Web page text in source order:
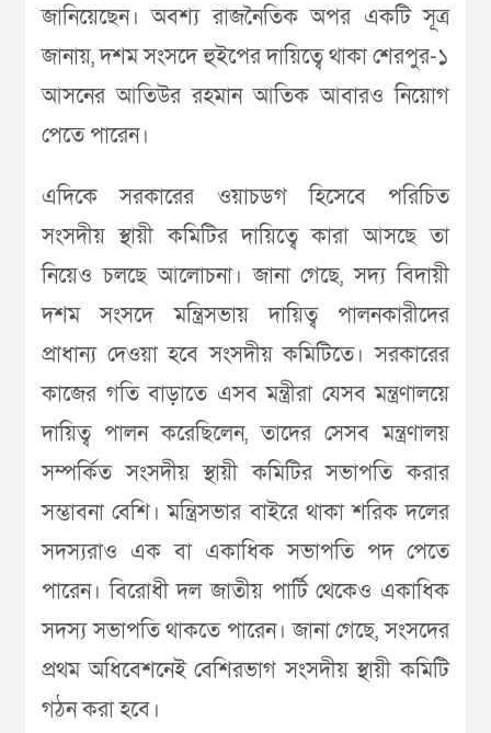
জানিয়েছেন। অবশ্য রাজনৈতিক অপর একটি সূত্র
জানায়, দশম সংসদে হুইপের দায়িত্বে থাকা শেরপুর-১
আসনের আতিউর রহমান আতিক আবারও নিয়োগ
পেতে পারেন।
এদিকে সরকারের ওয়াচডগ হিসেবে পরিচিত
সংসদীয় স্থায়ী কমিটির দায়িত্বে কারা আসছে তা
নিয়েও চলছে আলোচনা। জানা গেছে, সদ্য বিদায়ী
দশম সংসদে মন্ত্রিসভায় দায়িত্ব পালনকারীদের
প্রাধান্য দেওয়া হবে সংসদীয় কমিটিতে। সরকারের
কাজের গতি বাড়াতে এসব মন্ত্রীরা যেসব মন্ত্রণালয়ে
দায়িত্ব পালন করেছিলেন, তাদের সেসব মন্ত্রণালয়
সম্পর্কিত সংসদীয় স্থায়ী কমিটির সভাপতি করার
সম্ভাবনা বেশি। মন্ত্রিসভার বাইরে থাকা শরিক দলের
সদস্যরাও এক বা একাধিক সভাপতি পদ পেতে
পারেন। বিরোধী দল জাতীয় পার্টি থেকেও একাধিক
সদস্য সভাপতি থাকতে পারেন। জানা গেছে, সংসদের
প্রথম অধিবেশনেই বেশিরভাগ সংসদীয় স্থায়ী কমিটি
গঠন করা হবে।